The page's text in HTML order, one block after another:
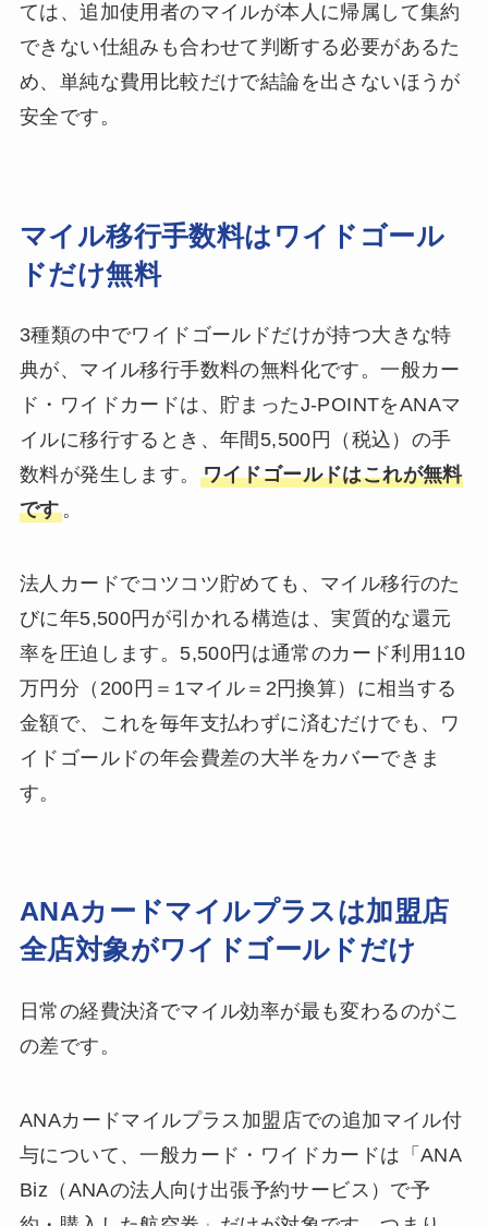
ては、追加使用者のマイルが本人に帰属して集約
できない仕組みも合わせて判断する必要があるた
め、単純な費用比較だけで結論を出さないほうが
安全です。
マイル移行手数料はワイドゴール
ドだけ無料
3種類の中でワイドゴールドだけが持つ大きな特
典が、マイル移行手数料の無料化です。一般カー
ド・ワイドカードは、貯まったJ-POINTをANAマ
イルに移行するとき、年間5,500円（税込）の手
数料が発生します。 ワイドゴールドはこれが無料
です。
法人カードでコツコツ貯めても、マイル移行のた
びに年5,500円が引かれる構造は、実質的な還元
率を圧迫します。5,500円は通常のカード利用110
万円分（200円＝1マイル＝2円換算）に相当する
金額で、これを毎年支払わずに済むだけでも、ワ
イドゴールドの年会費差の大半をカバーできま
す。
ANAカードマイルプラスは加盟店
全店対象がワイドゴールドだけ
日常の経費決済でマイル効率が最も変わるのがこ
の差です。
ANAカードマイルプラス加盟店での追加マイル付
与について、一般カード・ワイドカードは「ANA
Biz（ANAの法人向け出張予約サービス）で予